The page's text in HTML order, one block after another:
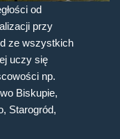
od
przy
ze wszystkich
uczy się
np.
Biskupie,
Starogród,